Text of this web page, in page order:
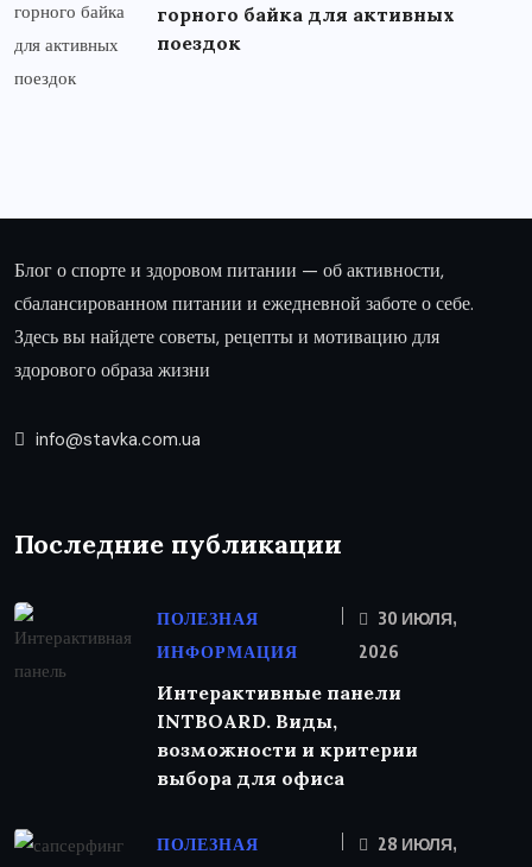
горного байка для активных
поездок
Блог о спорте и здоровом питании — об активности,
сбалансированном питании и ежедневной заботе о себе.
Здесь вы найдете советы, рецепты и мотивацию для
здорового образа жизни
info@stavka.com.ua
Последние публикации
ПОЛЕЗНАЯ
ИНФОРМАЦИЯ
30 ИЮЛЯ,
2026
Интерактивные панели
INTBOARD. Виды,
возможности и критерии
выбора для офиса
ПОЛЕЗНАЯ
28 ИЮЛЯ,